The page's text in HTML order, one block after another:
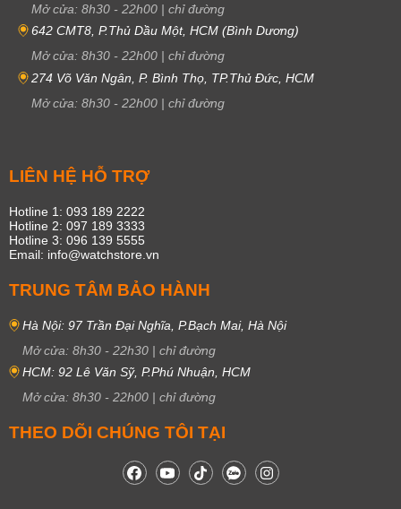
Mở cửa: 8h30 - 22h00 | chỉ đường
642 CMT8, P.Thủ Dầu Một, HCM (Bình Dương)
Mở cửa: 8h30 - 22h00 | chỉ đường
274 Võ Văn Ngân, P. Bình Thọ, TP.Thủ Đức, HCM
Mở cửa: 8h30 - 22h00 | chỉ đường
LIÊN HỆ HỖ TRỢ
Hotline 1: 093 189 2222
Hotline 2: 097 189 3333
Hotline 3: 096 139 5555
Email: info@watchstore.vn
TRUNG TÂM BẢO HÀNH
Hà Nội: 97 Trần Đại Nghĩa, P.Bạch Mai, Hà Nội
Mở cửa: 8h30 - 22h30 | chỉ đường
HCM: 92 Lê Văn Sỹ, P.Phú Nhuận, HCM
Mở cửa: 8h30 - 22h00 | chỉ đường
THEO DÕI CHÚNG TÔI TẠI